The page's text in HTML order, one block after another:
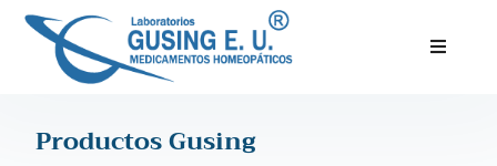
Productos Gusing